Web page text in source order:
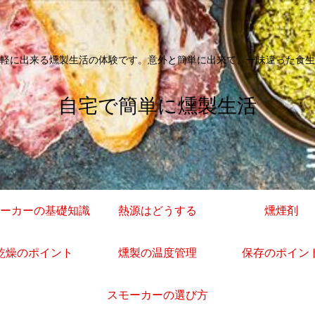
に出来る燻製生活の体験です。意外と簡単に出来て、一味違った食
自宅で簡単に燻製生活
カーの基礎知識 熱源はどうする 燻煙剤
燥のポイント 燻製の温度管理 保存のポイン
スモーカーの選び方